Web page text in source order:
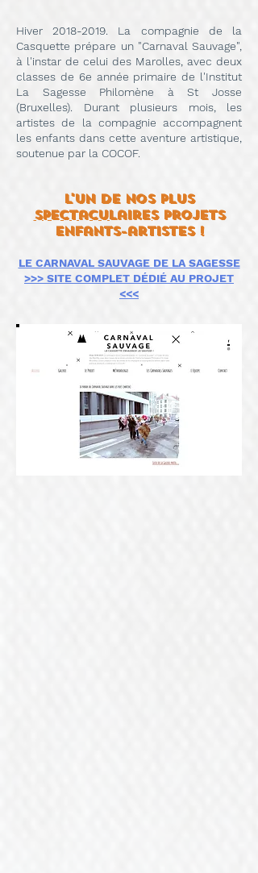
Hiver2018-2019. La compagnie de la
Casquette prépare un "Carnaval Sauvage",
à l'instar de celui des Marolles, avec deux
classes de 6e année primaire de l'Institut
La Sagesse Philomène à St Josse
(Bruxelles). Durant plusieurs mois, les
artistes de la compagnie accompagnent
les enfants dans cette aventure artistique,
soutenue par la COCOF.
L'UN DE NOS PLUS
spectaculaireSprojetS
enfants-artistes !
LE CARNAVAL SAUVAGE DE LA SAGESSE
>>> SITE COMPLET DÉDIÉ AU PROJET
<<<